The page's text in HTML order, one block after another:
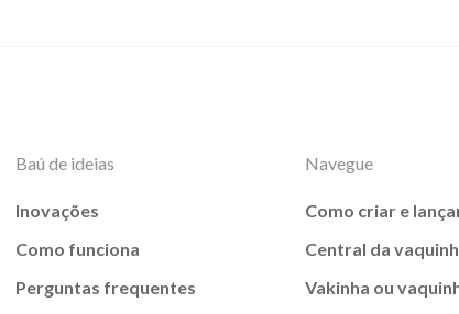
Baú de ideias
Inovações
Como funciona
Perguntas frequentes
Navegue
Como criar e
Central da
Vakinha ou